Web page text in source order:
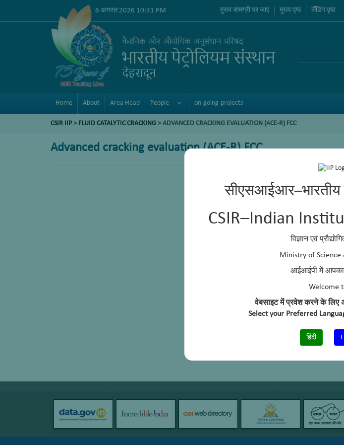
सीएसआईआर–भारतीय
CSIR–Indian
विज्ञान एवं
Ministry of Science
आईआईपी में आपका
Welcome
वेबसाइट में प्रवेश करने के लिए
Select your Preferred
हिंदी
6 अगस्त 2026 10:31 PM मुख्य सामग्री पर जाएं मुख्य पृष्ठ लैंडिंग पृष्ठ
Home About Area Head People on-going-projects
CSIR IIP > FLUID CATALYTIC CRACKING > ADVANCED CRACKING EVALUATION (ACE-R) FCC
Advanced cracking evaluation (ACE-R) FCC